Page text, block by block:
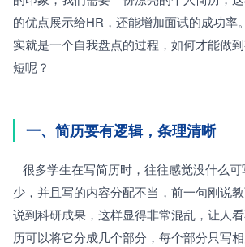
的优点展示给HR，还能增加面试的成功率
实就是一个自我盘点的过程，如何才能做
短呢？
一、简历要有逻辑，条理清晰
少，并且写的内容分配不当，前一句刚说
说到科研成果，这样显得非常混乱，让人
历可以将它分成几个部分，每个部分只写